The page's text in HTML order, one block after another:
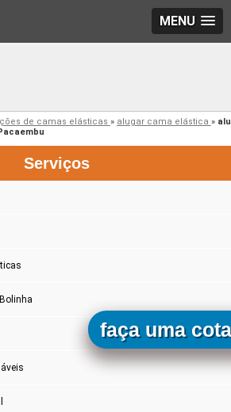
MENU
de camas elásticas » alugar cama elástica »
Serviços
faça uma